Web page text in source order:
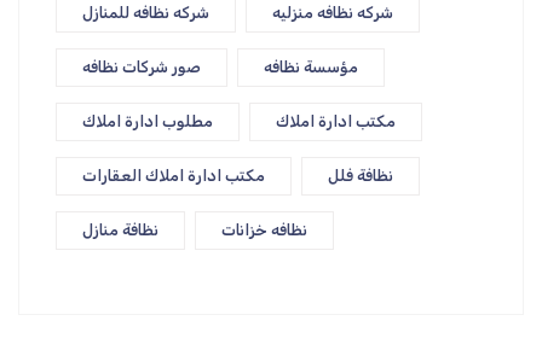
شركه نظافه للمنازل شركه نظافه منزليه
صور شركات نظافه مؤسسة نظافه
مطلوب ادارة املاك مكتب ادارة املاك
مكتب ادارة املاك العقارات نظافة فلل
نظافة منازل نظافه خزانات